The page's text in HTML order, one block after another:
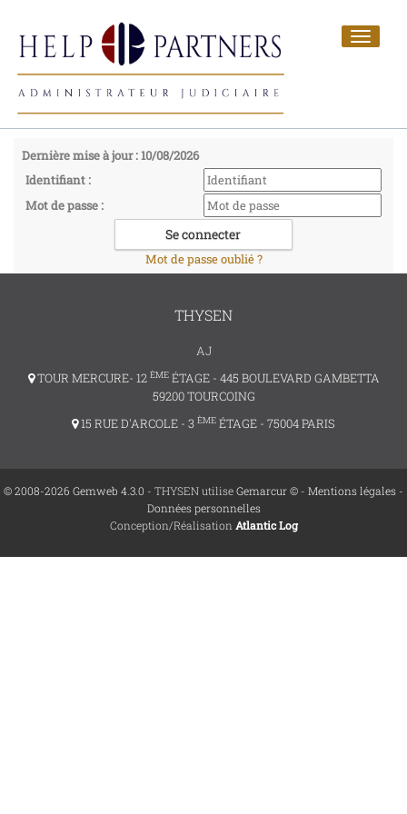
Toggle
Dernière mise à jour : 10/08/2026
Identifiant :
Mot de passe :
Mot de passe oublié ?
THYSEN
AJ
TOUR MERCURE- 12 ÈMEÉTAGE - 445 BOULEVARD GAMBETTA
59200 TOURCOING
15 RUE D'ARCOLE - 3 ÈME ÉTAGE - 75004 PARIS
© 2008-2026 Gemweb 4.3.0 - THYSEN utiliseGemarcur © - Mentions légales -
Données personnelles
Conception/Réalisation Atlantic Log